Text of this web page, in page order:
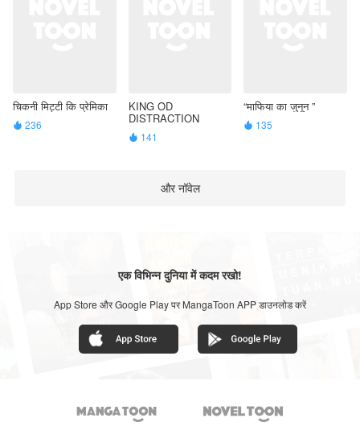
चिकनी मिट्टी कि प्रेमिका
 236
KING OD
DISTRACTION
 141
“माफिया का जुनून ”
 135
और नॉवेल
एक विभिन्न दुनिया में कदम रखो!
App Store और Google Play पर MangaToon APP डाउनलोड करें
 